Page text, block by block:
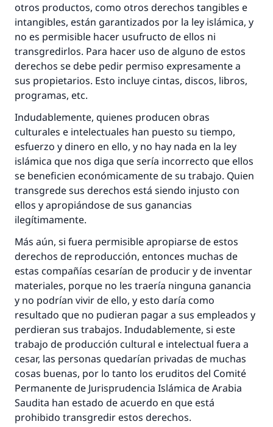
otros productos, como otros derechos tangibles e
intangibles, están garantizados por la ley islámica, y
no es permisible hacer usufructo de ellos ni
transgredirlos. Para hacer uso de alguno de estos
derechos se debe pedir permiso expresamente a
sus propietarios. Esto incluye cintas, discos, libros,
programas, etc.
Indudablemente, quienes producen obras
culturales e intelectuales han puesto su tiempo,
esfuerzo y dinero en ello, y no hay nada en la ley
islámica que nos diga que sería incorrecto que ellos
se beneficien económicamente de su trabajo. Quien
transgrede sus derechos está siendo injusto con
ellos y apropiándose de sus ganancias
ilegítimamente.
Más aún, si fuera permisible apropiarse de estos
derechos de reproducción, entonces muchas de
estas compañías cesarían de producir y de inventar
materiales, porque no les traería ninguna ganancia
y no podrían vivir de ello, y esto daría como
resultado que no pudieran pagar a sus empleados y
perdieran sus trabajos. Indudablemente, si este
trabajo de producción cultural e intelectual fuera a
cesar, las personas quedarían privadas de muchas
cosas buenas, por lo tanto los eruditos del Comité
Permanente de Jurisprudencia Islámica de Arabia
Saudita han estado de acuerdo en que está
prohibido transgredir estos derechos.
La respuesta no. 110845 salvó un